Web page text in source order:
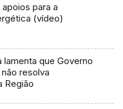
para a
(vídeo)
lamenta que Governo
resolva
Região